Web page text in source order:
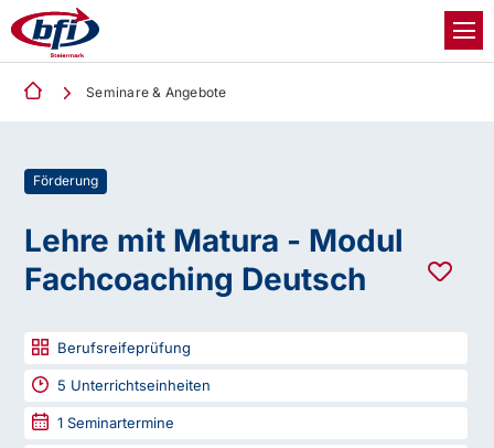
Seminare & Angebote
Förderung
Lehre mit Matura - Modul
Fachcoaching Deutsch
Berufsreifeprüfung
5 Unterrichtseinheiten
1 Seminartermine